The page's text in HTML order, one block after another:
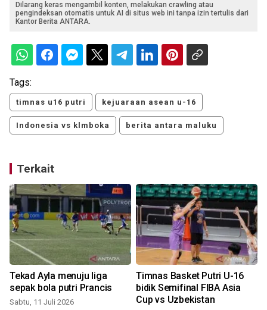
Dilarang keras mengambil konten, melakukan crawling atau
pengindeksan otomatis untuk AI di situs web ini tanpa izin tertulis dari
Kantor Berita ANTARA.
Tags:
timnas u16 putri kejuaraan asean u-16
Indonesia vs klmboka berita antara maluku
Terkait
Tekad Ayla menuju liga
sepak bola putri Prancis
Sabtu, 11 Juli 2026
Timnas Basket Putri U-16
bidik Semifinal FIBA Asia
Cup vs Uzbekistan